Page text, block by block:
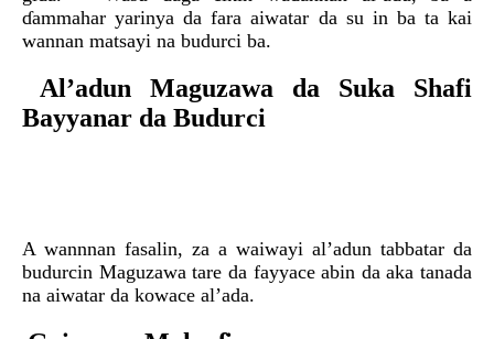
ɗammahar yarinya da fara aiwatar da su in ba ta kai
wannan matsayi na budurci ba.
Al’adun Maguzawa da Suka Shafi
Bayyanar da Budurci
A wannnan fasalin, za a waiwayi al’adun tabbatar da
budurcin Maguzawa tare da fayyace abin da aka tanada
na aiwatar da kowace al’ada.